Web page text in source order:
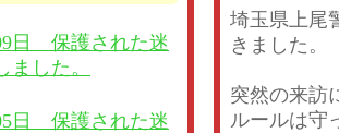
日 保護された迷
ました。
日 保護された迷
埼玉県上尾
きました。
突然の来訪
ルールは守